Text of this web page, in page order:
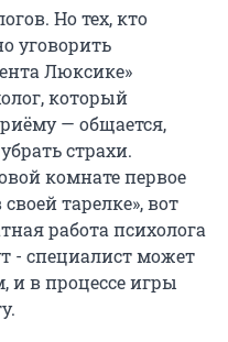
Но тех, кто
уговорить
Люксике»
который
— общается,
страхи.
комнате первое
тарелке», вот
работа психолога
- специалист может
и в процессе игры